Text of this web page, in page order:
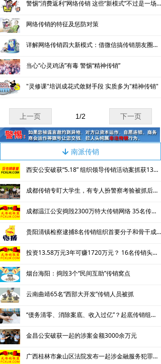
警惕“消费返利”网络传销 这些“新模式”不过是一场投机
网络传销的特征及惩防对策
详解网络传销四大新模式：借微信搞传销朋友圈里拉人头
当心“心灵鸡汤”有毒 警惕“精神传销”
"灵修课"培训成花式敛财手段 实质多为"精神传销"
上一页 下一页
1/2
녓 南派传销
西安公安破获“5.18” 组织领导传销活动案抓获130名涉传人员
成都传销专盯大学生，有专人扮警察考验被抓后话术
成都温江公安捣毁2300万特大传销网络 35名传销骨干被刑拘
贵阳清镇检察逮捕8名传销组织首要分子和骨干成员
投资13.58万元3年可赚1720万元？ 16名传销头目被判刑
烟台海阳：捣毁3个“民间互助”传销窝点
云南曲靖65名“西部大开发”传销人员被抓
“债务清零、消除案底、收入过亿”？起底传销组织的“平债”骗局
金昌公安破获一起的涉案金额3000余万元
广西桂林市象山区法院发布一起涉金融服务犯罪典型案例